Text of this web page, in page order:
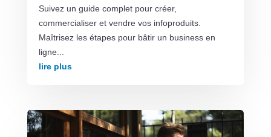
Suivez un guide complet pour créer,
commercialiser et vendre vos infoproduits.
Maîtrisez les étapes pour bâtir un business en
ligne...
lire plus